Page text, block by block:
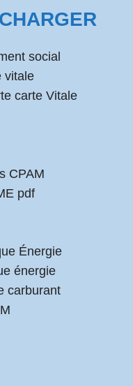
social
vitale
carte Vitale
CPAM
pdf
Énergie
énergie
carburant